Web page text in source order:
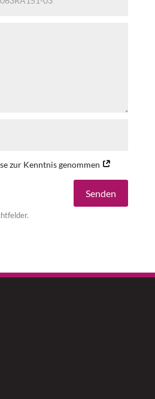
zur Kenntnis genommen
Senden